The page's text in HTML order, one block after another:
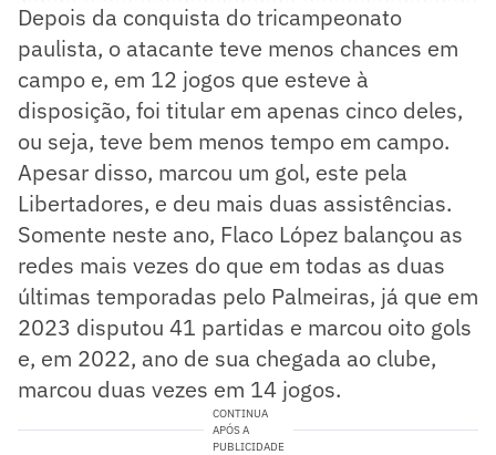
Depois da conquista do tricampeonato
paulista, o atacante teve menos chances em
campo e, em 12 jogos que esteve à
disposição, foi titular em apenas cinco deles,
ou seja, teve bem menos tempo em campo.
Apesar disso, marcou um gol, este pela
Libertadores, e deu mais duas assistências.
Somente neste ano, Flaco López balançou as
redes mais vezes do que em todas as duas
últimas temporadas pelo Palmeiras, já que em
2023 disputou 41 partidas e marcou oito gols
e, em 2022, ano de sua chegada ao clube,
marcou duas vezes em 14 jogos.
CONTINUA
APÓS A
PUBLICIDADE